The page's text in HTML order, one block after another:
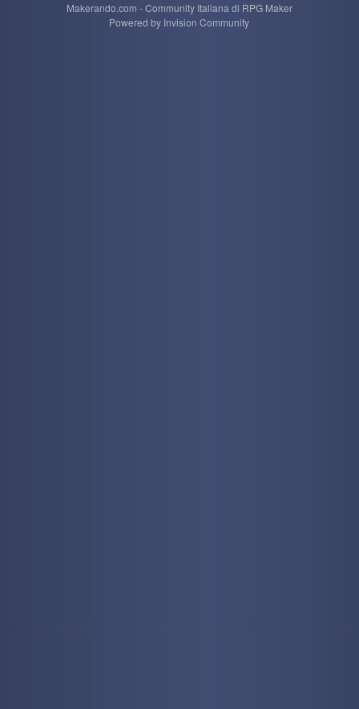
Makerando.com - Community Italiana di RPG Maker
Powered by Invision Community